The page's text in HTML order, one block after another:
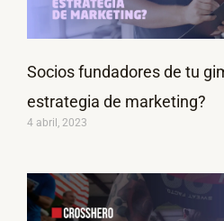
Socios fundadores de tu
estrategia de marketing?
4 abril, 2023